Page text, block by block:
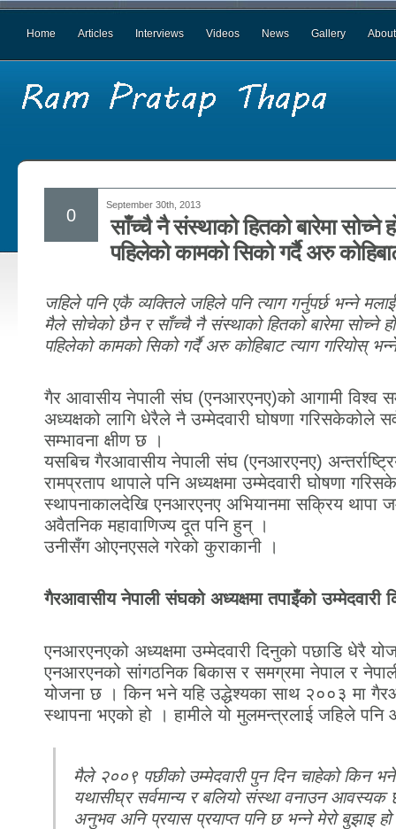
Home Articles Interviews Videos News Gallery About
September 30th, 2013
साँच्चै नै संस्थाको हितको बारेमा सोच्ने
पहिलेको कामको सिको गर्दै अरु
0
जहिले पनि एकै व्यक्तिले जहिले पनि त्याग गर्नुपर्छ भन्ने
मैले सोचेको छैन र साँच्चै नै संस्थाको हितको बारेमा सोच्ने
पहिलेको कामको सिको गर्दै अरु कोहिबाट त्याग गरियोस्
गैर आवासीय नेपाली संघ (एनआरएनए)को आगामी विश्व
अध्यक्षको लागि धेरैले नै उम्मेदवारी घोषणा गरिसकेकोले
सम्भावना क्षीण छ ।
यसबिच गैरआवासीय नेपाली संघ (एनआरएनए)
रामप्रताप थापाले पनि अध्यक्षमा उम्मेदवारी घोषणा
स्थापनाकालदेखि एनआरएनए अभियानमा सक्रिय थापा
अवैतनिक महावाणिज्य दूत पनि हुन् ।
उनीसँग ओएनएसले गरेको कुराकानी ।
गैरआवासीय नेपाली संघको अध्यक्षमा तपाइँको उम्मेदवारी
एनआरएनएको अध्यक्षमा उम्मेदवारी दिनुको पछाडि धेरै
एनआरएनको सांगठनिक बिकास र समग्रमा नेपाल र
योजना छ । किन भने यहि उद्धेश्यका साथ २००३ मा
स्थापना भएको हो । हामीले यो मुलमन्त्रलाई जहिले पनि
मैले २००९ पछीको उम्मेदवारी पुन दिन चाहेको किन
यथासीघ्र सर्वमान्य र बलियो संस्था वनाउन आवस्यक
अनुभव अनि प्रयास प्रयाप्त पनि छ भन्ने मेरो बुझाइ